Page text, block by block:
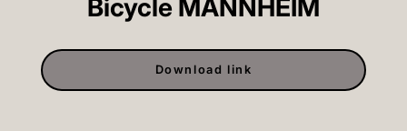
Bicycle MANNHEIM
Download link